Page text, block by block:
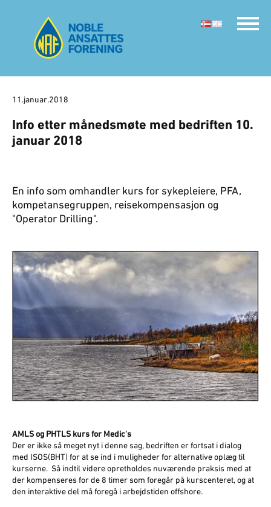
11.januar.2018
Info etter månedsmøte med bedriften 10.
januar 2018
En info som omhandler kurs for sykepleiere, PFA,
kompetansegruppen, reisekompensasjon og
"Operator Drilling".
AMLS og PHTLS kurs for Medic's
Der er ikke så meget nyt i denne sag, bedriften er fortsat i dialog
med ISOS(BHT) for at se ind i muligheder for alternative oplæg til
kurserne. Så indtil videre opretholdes nuværende praksis med at
der kompenseres for de 8 timer som foregår på kurscenteret, og at
den interaktive del må foregå i arbejdstiden offshore.